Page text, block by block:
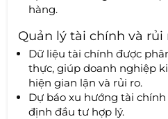
hàng.
Quản lý tài chính và rủi
Dữ liệu tài chính được
thực, giúp doanh nghiệp
hiện gian lận và rủi ro.
Dự báo xu hướng tài
định đầu tư hợp lý.